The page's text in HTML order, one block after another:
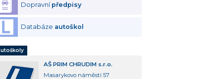
Dopravní předpisy
Databáze autoškol
AŠ PRIM CHRUDIM s.r.o.
Masarykovo náměstí 57